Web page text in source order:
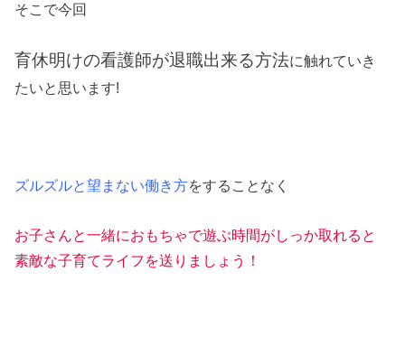
そこで今回
育休明けの看護師が退職出来る方法に触れていき
たいと思います!
ズルズルと望まない働き方をすることなく
お子さんと一緒におもちゃで遊ぶ時間がしっか取れると
素敵な子育てライフを送りましょう！